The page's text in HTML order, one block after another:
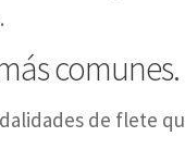
comunes.
de flete